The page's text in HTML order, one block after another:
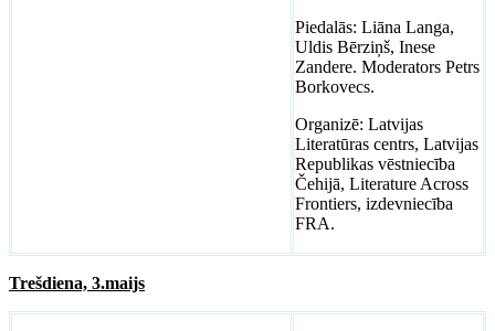
Piedalās: Liāna Langa,
Uldis Bērziņš, Inese
Zandere. Moderators Petrs
Borkovecs.
Organizē: Latvijas
Literatūras centrs, Latvijas
Republikas vēstniecība
Čehijā, Literature Across
Frontiers, izdevniecība
FRA.
Trešdiena, 3.maijs